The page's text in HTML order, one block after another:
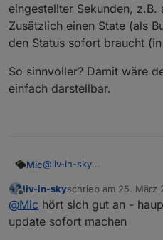
eingestellter Sekunden, z.B.
Zusätzlich einen State (als
den Status sofort braucht
So sinnvoller? Damit wäre
einfach darstellbar.
Mic@liv-in-sky
z.B. analog zum Polling auf
Also: in den Adapter-
Prozesse":chrome,
windows-
windows-
Die Aktualisierung erfolgt
Sekunden, z.B. alle 2
Offline
liv-in-skyschrieb am 25. März
zuletzt editiert von
@Mic hört sich gut an -
update sofort machen